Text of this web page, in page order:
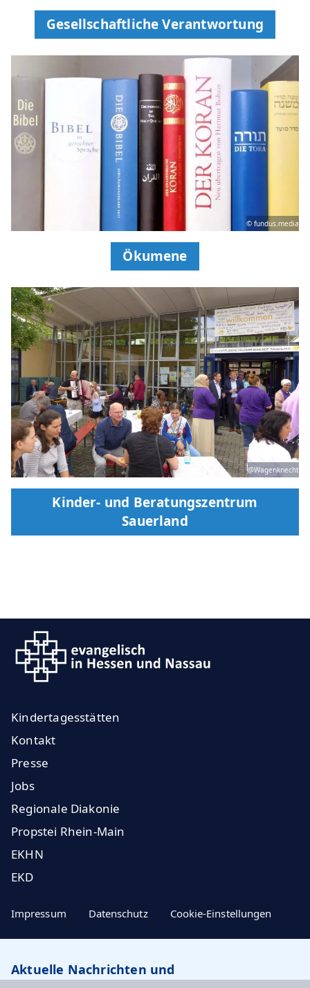
Gesellschaftliche Verantwortung
© fundus.media
Ökumene
@Wagenknecht
Kinder- und Beratungszentrum
Sauerland
Kindertagesstätten
Kontakt
Presse
Jobs
Regionale Diakonie
Propstei Rhein-Main
EKHN
EKD
Impressum Datenschutz Cookie-Einstellungen
Aktuelle Nachrichten und